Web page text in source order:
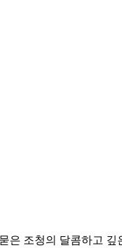
은 조청의 달콤하고